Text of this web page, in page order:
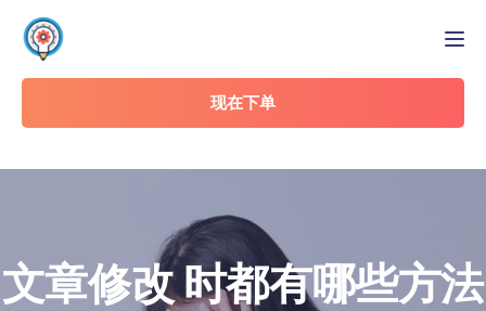
现在下单
文章修改 时都有哪些方法